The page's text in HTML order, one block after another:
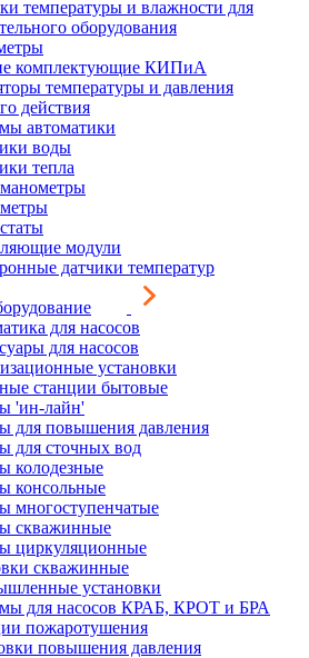
температуры и влажности для
оборудования
комплектующие КИПиА
температуры и давления
действия
автоматики
воды
тепла
модули
датчики температур
для насосов
для насосов
установки
станции бытовые
'ин-лайн'
для повышения давления
для сточных вод
колодезные
консольные
многоступенчатые
скважинные
циркуляционные
скважинные
установки
для насосов КРАБ, КРОТ и БРА
пожаротушения
повышения давления